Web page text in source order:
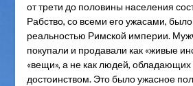
от трети до половины населения
Рабство, со всеми его ужасами,
реальностью Римской империи.
покупали и продавали как «живые
«вещи», а не как людей,
достоинством. Это было ужасное